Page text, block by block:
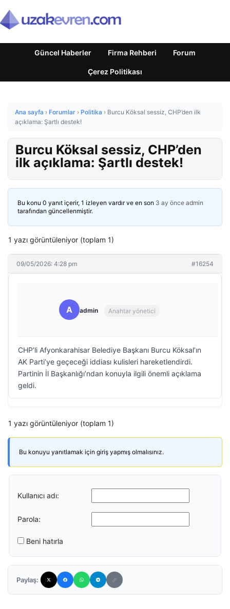
Güncel Haberler Firma Rehberi Forum
Çerez Politikası
Ana sayfa › Forumlar › Politika › Burcu Köksal sessiz, CHP’den ilk
açıklama: Şartlı destek!
Burcu Köksal sessiz, CHP’den
ilk açıklama: Şartlı destek!
Bu konu 0 yanıt içerir, 1 izleyen vardır ve en son 3 ay önce admin
tarafından güncellenmiştir.
1 yazı görüntüleniyor (toplam 1)
09/05/2026: 4:28 pm #16254
A admin Anahtar yönetici
CHP’li Afyonkarahisar Belediye Başkanı Burcu Köksal’ın
AK Parti’ye geçeceği iddiası kulisleri hareketlendirdi.
Partinin İl Başkanlığı’ndan konuyla ilgili önemli açıklama
geldi.
1 yazı görüntüleniyor (toplam 1)
Bu konuyu yanıtlamak için giriş yapmış olmalısınız.
Kullanıcı adı:
Parola:
Beni hatırla
Paylaş: